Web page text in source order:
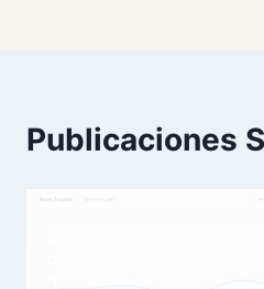
Publicaciones